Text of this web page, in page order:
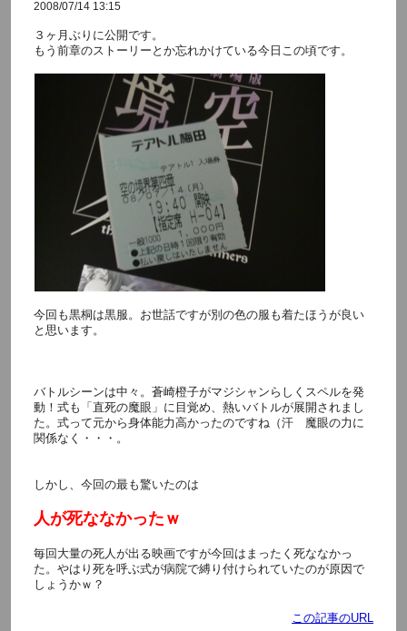
2008/07/14 13:15
３ヶ月ぶりに公開です。
もう前章のストーリーとか忘れかけている今日この頃です。
今回も黒桐は黒服。お世話ですが別の色の服も着たほうが良い
と思います。
バトルシーンは中々。蒼崎橙子がマジシャンらしくスペルを発
動！式も「直死の魔眼」に目覚め、熱いバトルが展開されまし
た。式って元から身体能力高かったのですね（汗 魔眼の力に
関係なく・・・。
しかし、今回の最も驚いたのは
人が死ななかったｗ
毎回大量の死人が出る映画ですが今回はまったく死ななかっ
た。やはり死を呼ぶ式が病院で縛り付けられていたのが原因で
しょうかｗ？
この記事のURL